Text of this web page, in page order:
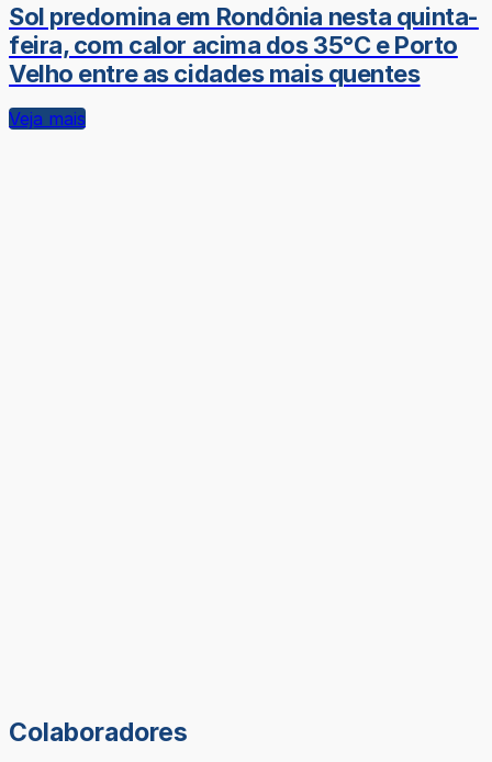
Sol predomina em Rondônia nesta quinta-
feira, com calor acima dos 35°C e Porto
Velho entre as cidades mais quentes
Veja mais
Colaboradores